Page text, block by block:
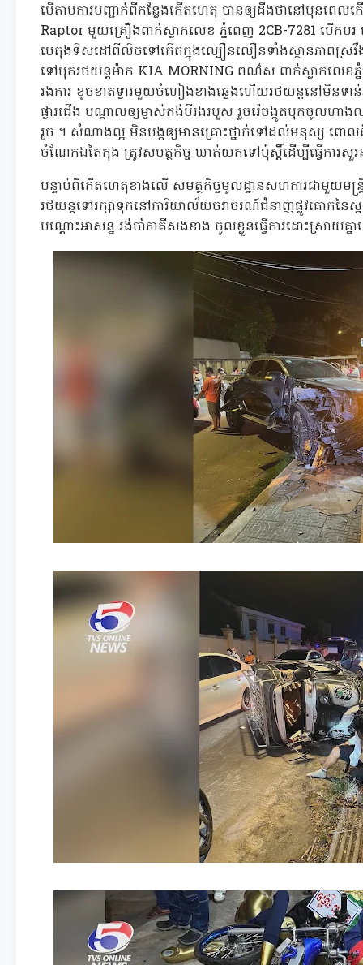
បើតាមការបញ្ជាក់ពីកន្លែងកើតហេតុ បានឲ្យដឹងថានៅមុនពេល
Raptor មួយគ្រឿងពាក់ស្លាកលេខ ភ្នំពេញ 2CB-7281 បើកប
បេតុងទិសដៅពីលិចទៅកើតក្នុងល្បឿនលឿនទាំងស្ថានភាពស្រវឹ
ទៅបុករថយន្តម៉ាក KIA MORNING ពណ៌ស ពាក់ស្លាកលេខភ្
រងការ ខូចខាតទ្វារមួយចំហៀងខាងឆ្វេងហើយរថយន្តនៅមិន
ផ្ងារជើង បណ្តាលឲ្យម្ចាស់កង់បីរងរបួស រួចរ៉េចង្កូតបុកចូល
រួច ។ សំណាងល្អ មិនបង្កឲ្យមានគ្រោះថ្នាក់ទៅដល់មនុស្ស ពោល
ចំណែកឯតៃកុង ត្រូវសមត្ថកិច្ច ឃាត់យកទៅប៉ុស្តិ៍ដើម្បីធ្វើការសួរ
បន្ទាប់ពីកើតហេតុខាងលើ សមត្ថកិច្ចមូលដ្ឋានសហការជាមួយម
រថយន្តទៅរក្សាទុកនៅការិយាល័យចរាចរណ៍ជំនាញផ្លូវគោកនៃស្ន
បណ្ដោះអាសន្ន រង់ចាំភាគីសងខាង ចូលខ្លួនធ្វើការដោះស្រាយ